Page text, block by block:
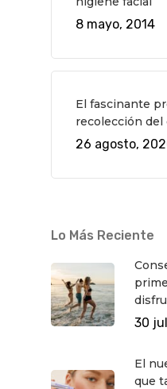
8 mayo, 2014
El fascinante
recolección del
26 agosto,
Lo Más Reciente
30
El
que